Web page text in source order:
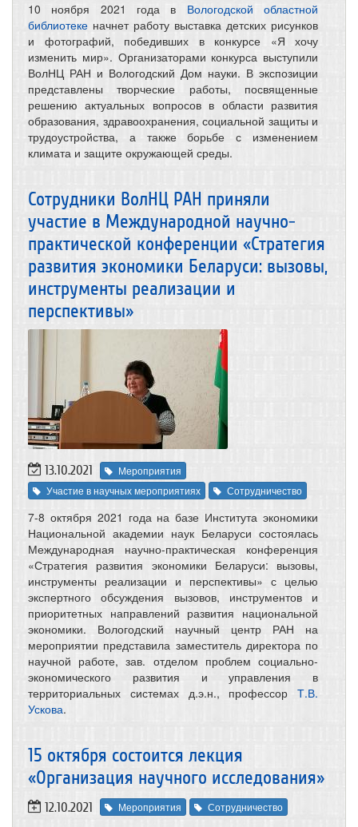
10 ноября 2021 года в Вологодской областной
библиотеке начнет работу выставка детских рисунков
и фотографий, победивших в конкурсе «Я хочу
изменить мир». Организаторами конкурса выступили
ВолНЦ РАН и Вологодский Дом науки. В экспозиции
представлены творческие работы, посвященные
решению актуальных вопросов в области развития
образования, здравоохранения, социальной защиты и
трудоустройства, а также борьбе с изменением
климата и защите окружающей среды.
Сотрудники ВолНЦ РАН приняли
участие в Международной научно-
практической конференции «Стратегия
развития экономики Беларуси: вызовы,
инструменты реализации и
перспективы»
13.10.2021
Мероприятия
Участие в научных мероприятиях
Сотрудничество
7-8 октября 2021 года на базе Института экономики
Национальной академии наук Беларуси состоялась
Международная научно-практическая конференция
«Стратегия развития экономики Беларуси: вызовы,
инструменты реализации и перспективы» с целью
экспертного обсуждения вызовов, инструментов и
приоритетных направлений развития национальной
экономики. Вологодский научный центр РАН на
мероприятии представила заместитель директора по
научной работе, зав. отделом проблем социально-
экономического развития и управления в
территориальных системах д.э.н., профессор Т.В.
Ускова.
15 октября состоится лекция
«Организация научного исследования»
12.10.2021 Мероприятия Сотрудничество